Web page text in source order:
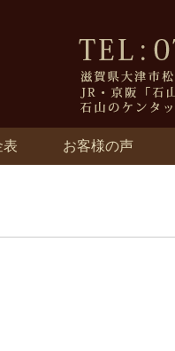
表 お客様の声